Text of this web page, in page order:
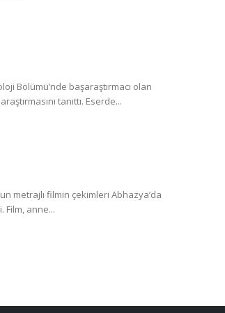
Bölümü’nde başaraştırmacı olan
tanıttı. Eserde...
metrajlı filmin çekimleri Abhazya’da
Film, anne...